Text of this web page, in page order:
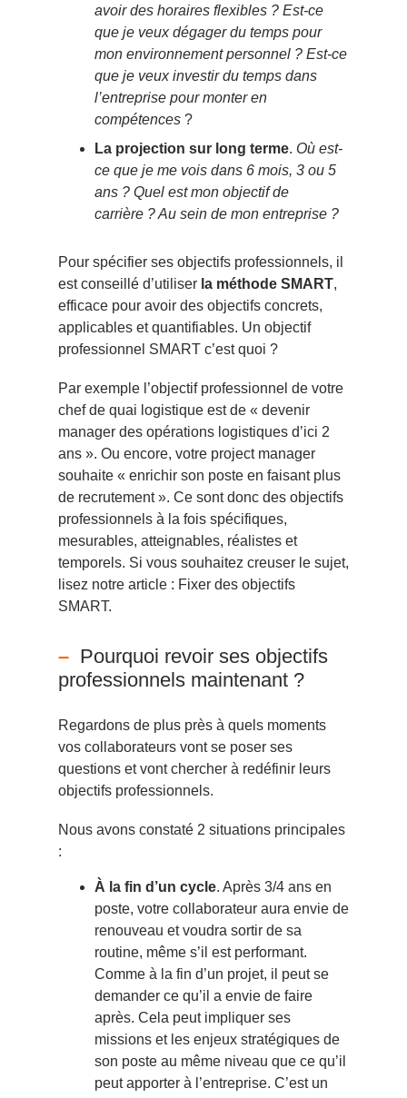
avoir des horaires flexibles ? Est-ce
que je veux dégager du temps pour
mon environnement personnel ? Est-ce
que je veux investir du temps dans
l’entreprise pour monter en
compétences ?
La projection sur long terme. Où est-
ce que je me vois dans 6 mois, 3 ou 5
ans ? Quel est mon objectif de
carrière ? Au sein de mon entreprise ?
Pour spécifier ses objectifs professionnels, il
est conseillé d’utiliser la méthode SMART,
efficace pour avoir des objectifs concrets,
applicables et quantifiables. Un objectif
professionnel SMART c’est quoi ?
Par exemple l’objectif professionnel de votre
chef de quai logistique est de « devenir
manager des opérations logistiques d’ici 2
ans ». Ou encore, votre project manager
souhaite « enrichir son poste en faisant plus
de recrutement ». Ce sont donc des objectifs
professionnels à la fois spécifiques,
mesurables, atteignables, réalistes et
temporels. Si vous souhaitez creuser le sujet,
lisez notre article : Fixer des objectifs
SMART.
Pourquoi revoir ses objectifs
professionnels maintenant ?
Regardons de plus près à quels moments
vos collaborateurs vont se poser ses
questions et vont chercher à redéfinir leurs
objectifs professionnels.
Nous avons constaté 2 situations principales
:
À la fin d’un cycle. Après 3/4 ans en
poste, votre collaborateur aura envie de
renouveau et voudra sortir de sa
routine, même s’il est performant.
Comme à la fin d’un projet, il peut se
demander ce qu’il a envie de faire
après. Cela peut impliquer ses
missions et les enjeux stratégiques de
son poste au même niveau que ce qu’il
peut apporter à l’entreprise. C’est un